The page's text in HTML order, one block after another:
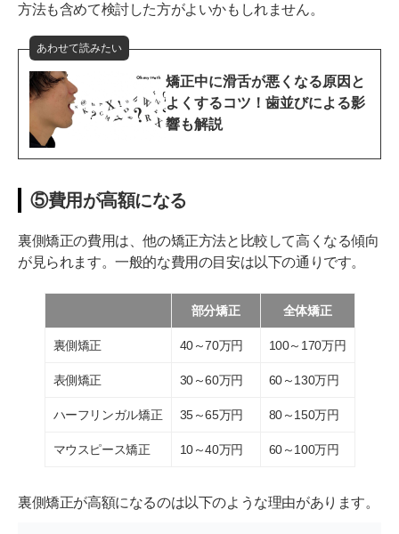
方法も含めて検討した方がよいかもしれません。
あわせて読みたい
矯正中に滑舌が悪くなる原因と
よくするコツ！歯並びによる影
響も解説
⑤費用が高額になる
裏側矯正の費用は、他の矯正方法と比較して高くなる傾向
が見られます。一般的な費用の目安は以下の通りです。
部分矯正 全体矯正
裏側矯正 40～70万円 100～170万円
表側矯正 30～60万円 60～130万円
ハーフリンガル矯正 35～65万円 80～150万円
マウスピース矯正 10～40万円 60～100万円
裏側矯正が高額になるのは以下のような理由があります。